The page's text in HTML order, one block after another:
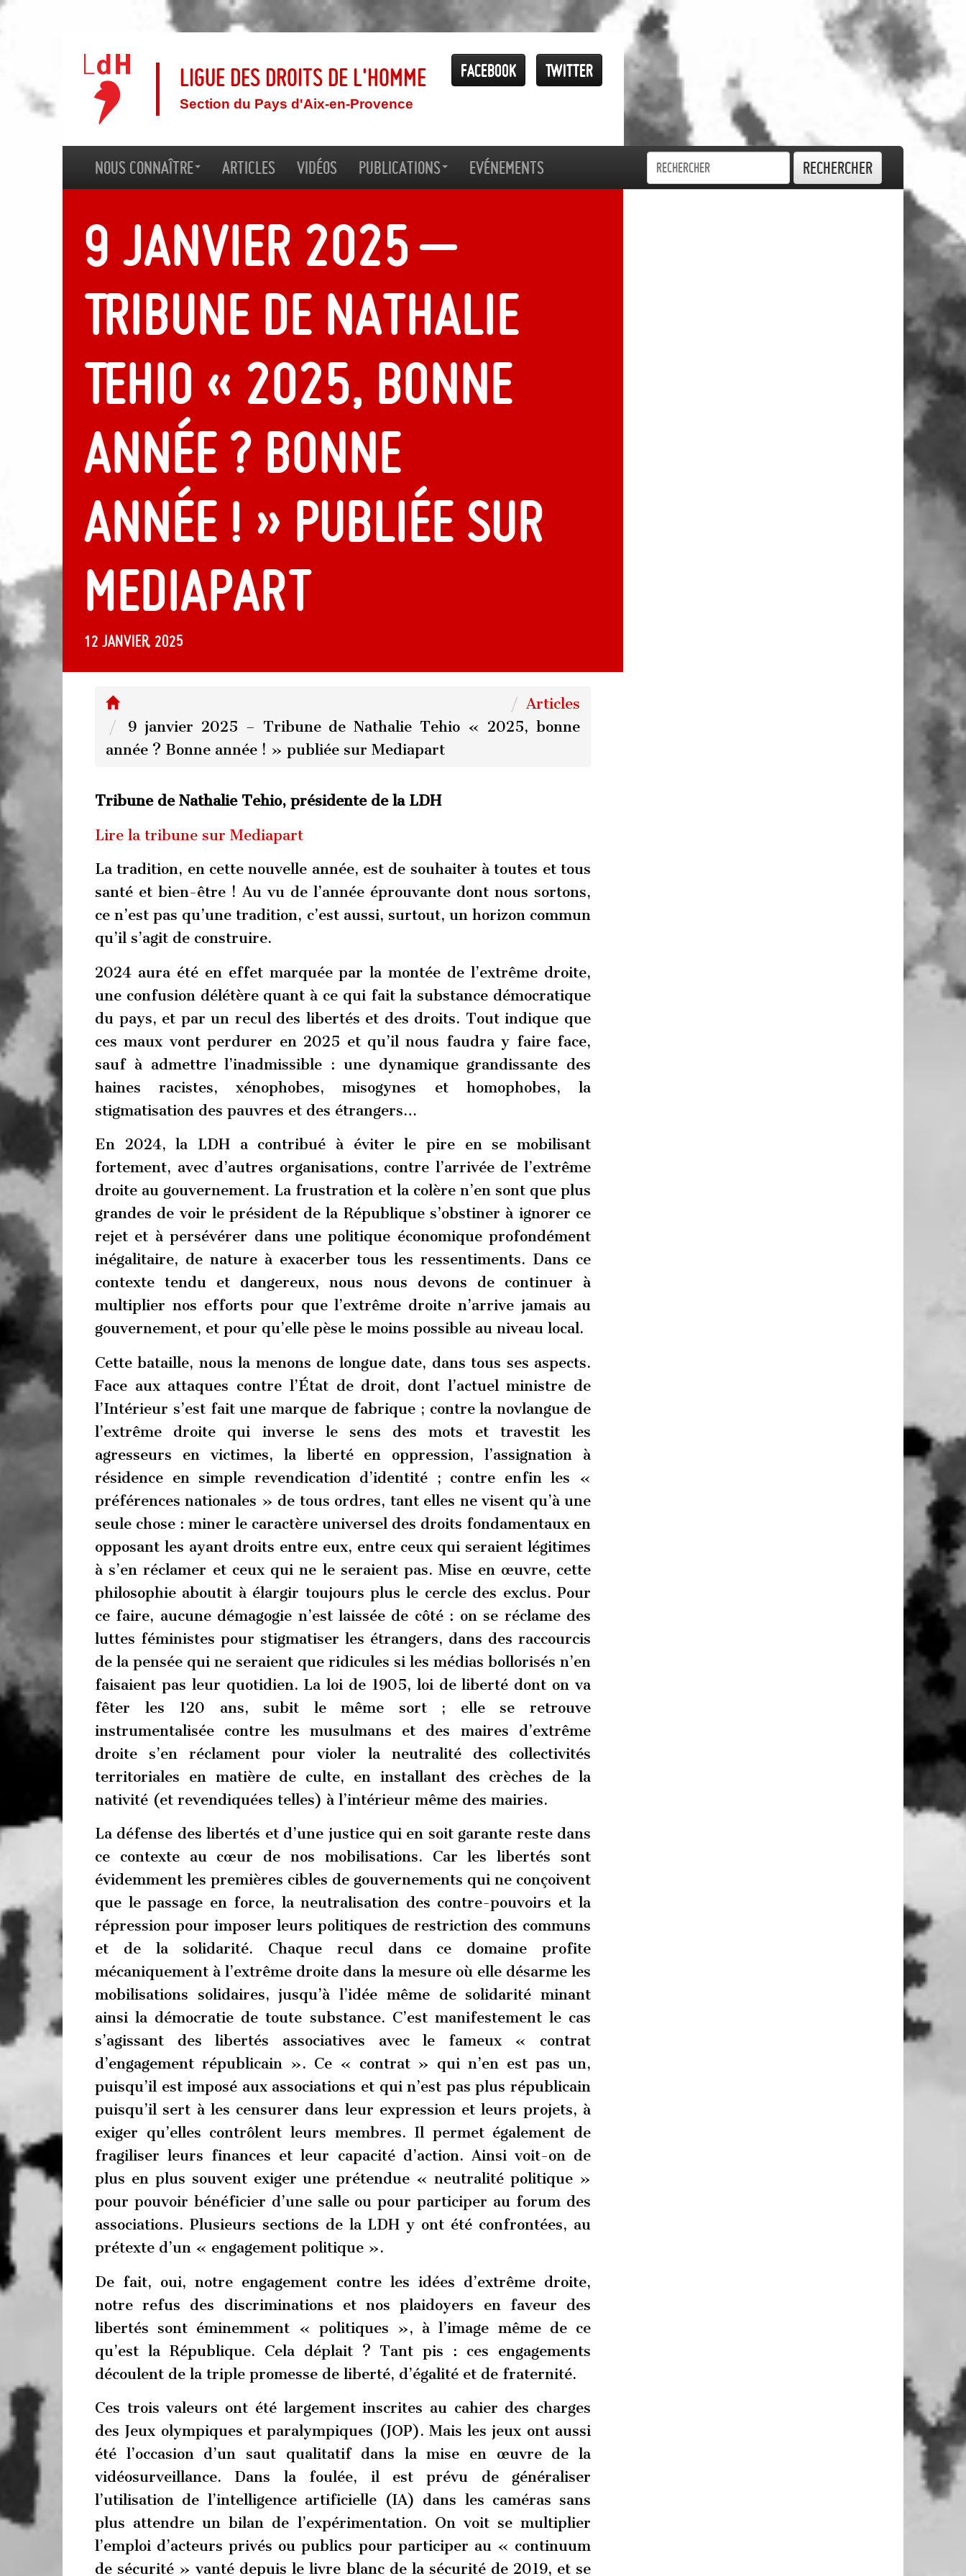
Twitter
Facebook
Ligue des droits de l'Homme
Section du Pays d'Aix-en-Provence
Nous connaître Articles Vidéos Publications Evénements Rechercher
9 janvier 2025 –
Tribune de Nathalie
Tehio « 2025, bonne
année ? Bonne
année ! » publiée sur
Mediapart
12 janvier, 2025
Articles
9 janvier 2025 – Tribune de Nathalie Tehio « 2025, bonne
année ? Bonne année ! » publiée sur Mediapart
Tribune de Nathalie Tehio, présidente de la LDH
Lire la tribune sur Mediapart
La tradition, en cette nouvelle année, est de souhaiter à toutes et tous
santé et bien-être ! Au vu de l’année éprouvante dont nous sortons,
ce n’est pas qu’une tradition, c’est aussi, surtout, un horizon commun
qu’il s’agit de construire.
2024 aura été en effet marquée par la montée de l’extrême droite,
une confusion délétère quant à ce qui fait la substance démocratique
du pays, et par un recul des libertés et des droits. Tout indique que
ces maux vont perdurer en 2025 et qu’il nous faudra y faire face,
sauf à admettre l’inadmissible : une dynamique grandissante des
haines racistes, xénophobes, misogynes et homophobes, la
stigmatisation des pauvres et des étrangers…
En 2024, la LDH a contribué à éviter le pire en se mobilisant
fortement, avec d’autres organisations, contre l’arrivée de l’extrême
droite au gouvernement. La frustration et la colère n’en sont que plus
grandes de voir le président de la République s’obstiner à ignorer ce
rejet et à persévérer dans une politique économique profondément
inégalitaire, de nature à exacerber tous les ressentiments. Dans ce
contexte tendu et dangereux, nous nous devons de continuer à
multiplier nos efforts pour que l’extrême droite n’arrive jamais au
gouvernement, et pour qu’elle pèse le moins possible au niveau local.
Cette bataille, nous la menons de longue date, dans tous ses aspects.
Face aux attaques contre l’État de droit, dont l’actuel ministre de
l’Intérieur s’est fait une marque de fabrique ; contre la novlangue de
l’extrême droite qui inverse le sens des mots et travestit les
agresseurs en victimes, la liberté en oppression, l’assignation à
résidence en simple revendication d’identité ; contre enfin les «
préférences nationales » de tous ordres, tant elles ne visent qu’à une
seule chose : miner le caractère universel des droits fondamentaux en
opposant les ayant droits entre eux, entre ceux qui seraient légitimes
à s’en réclamer et ceux qui ne le seraient pas. Mise en œuvre, cette
philosophie aboutit à élargir toujours plus le cercle des exclus. Pour
ce faire, aucune démagogie n’est laissée de côté : on se réclame des
luttes féministes pour stigmatiser les étrangers, dans des raccourcis
de la pensée qui ne seraient que ridicules si les médias bollorisés n’en
faisaient pas leur quotidien. La loi de 1905, loi de liberté dont on va
fêter les 120 ans, subit le même sort ; elle se retrouve
instrumentalisée contre les musulmans et des maires d’extrême
droite s’en réclament pour violer la neutralité des collectivités
territoriales en matière de culte, en installant des crèches de la
nativité (et revendiquées telles) à l’intérieur même des mairies.
La défense des libertés et d’une justice qui en soit garante reste dans
ce contexte au cœur de nos mobilisations. Car les libertés sont
évidemment les premières cibles de gouvernements qui ne conçoivent
que le passage en force, la neutralisation des contre-pouvoirs et la
répression pour imposer leurs politiques de restriction des communs
et de la solidarité. Chaque recul dans ce domaine profite
mécaniquement à l’extrême droite dans la mesure où elle désarme les
mobilisations solidaires, jusqu’à l’idée même de solidarité minant
ainsi la démocratie de toute substance. C’est manifestement le cas
s’agissant des libertés associatives avec le fameux « contrat
d’engagement républicain ». Ce « contrat » qui n’en est pas un,
puisqu’il est imposé aux associations et qui n’est pas plus républicain
puisqu’il sert à les censurer dans leur expression et leurs projets, à
exiger qu’elles contrôlent leurs membres. Il permet également de
fragiliser leurs finances et leur capacité d’action. Ainsi voit-on de
plus en plus souvent exiger une prétendue « neutralité politique »
pour pouvoir bénéficier d’une salle ou pour participer au forum des
associations. Plusieurs sections de la LDH y ont été confrontées, au
prétexte d’un « engagement politique ».
De fait, oui, notre engagement contre les idées d’extrême droite,
notre refus des discriminations et nos plaidoyers en faveur des
libertés sont éminemment « politiques », à l’image même de ce
qu’est la République. Cela déplait ? Tant pis : ces engagements
découlent de la triple promesse de liberté, d’égalité et de fraternité.
Ces trois valeurs ont été largement inscrites au cahier des charges
des Jeux olympiques et paralympiques (JOP). Mais les jeux ont aussi
été l’occasion d’un saut qualitatif dans la mise en œuvre de la
vidéosurveillance. Dans la foulée, il est prévu de généraliser
l’utilisation de l’intelligence artificielle (IA) dans les caméras sans
plus attendre un bilan de l’expérimentation. On voit se multiplier
l’emploi d’acteurs privés ou publics pour participer au « continuum
de sécurité » vanté depuis le livre blanc de la sécurité de 2019, et se